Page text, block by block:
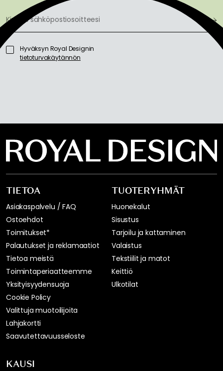
Hyväksyn Royal Designin
tietoturvakäytännön
TIETOA
Asiakaspalvelu / FAQ
Ostoehdot
Toimitukset*
Palautukset ja reklamaatiot
Tietoa meistä
Toimintaperiaatteemme
Yksityisyydensuoja
Cookie Policy
Valittuja muotoilijoita
Lahjakortti
Saavutettavuusseloste
TUOTERYHMÄT
Huonekalut
Sisustus
Tarjoilu ja kattaminen
Valaistus
Tekstiilit ja matot
Keittiö
Ulkotilat
KAUSI